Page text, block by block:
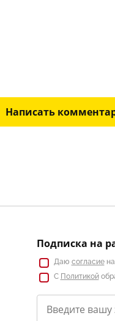
Написать
Подписка на
Даю согласиена
С Политикой